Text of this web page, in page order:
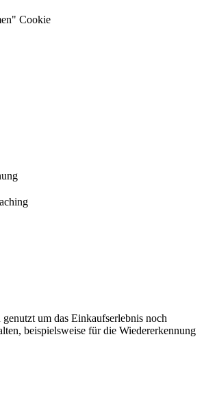
Cookie
um das Einkaufserlebnis noch
beispielsweise für die Wiedererkennung